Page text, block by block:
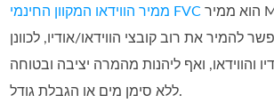
ממיר הווידאו המקוון החינמי FVC הוא ממיר MOV ל‑MP3 מקוון
להמיר את רוב קובצי הווידאו/אודיו, לכוונן
והווידאו, ואף ליהנות מהמרה יציבה ובטוחה
ללא סימן מים או הגבלת גודל.